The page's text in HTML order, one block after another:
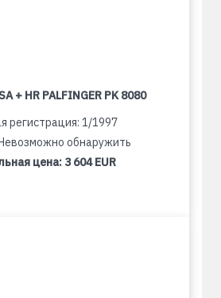
+ HR PALFINGER PK 8080
регистрация: 1/1997
обнаружить
цена: 3 604 EUR